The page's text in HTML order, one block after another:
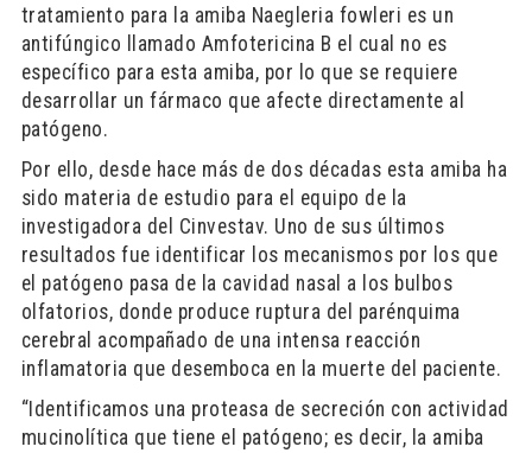
tratamiento para la amiba Naegleria fowleri es un
antifúngico llamado Amfotericina B el cual no es
específico para esta amiba, por lo que se requiere
desarrollar un fármaco que afecte directamente al
patógeno.
Por ello, desde hace más de dos décadas esta amiba ha
sido materia de estudio para el equipo de la
investigadora del Cinvestav. Uno de sus últimos
resultados fue identificar los mecanismos por los que
el patógeno pasa de la cavidad nasal a los bulbos
olfatorios, donde produce ruptura del parénquima
cerebral acompañado de una intensa reacción
inflamatoria que desemboca en la muerte del paciente.
“Identificamos una proteasa de secreción con actividad
mucinolítica que tiene el patógeno; es decir, la amiba